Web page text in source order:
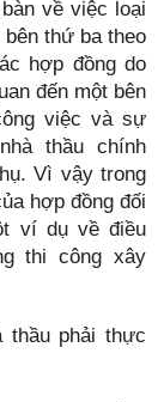
về việc loại
thứ ba theo
hợp đồng do
đến một bên
việc và sự
thầu chính
Vì vậy trong
hợp đồng đối
ví dụ về điều
thi công xây
thầu phải thực